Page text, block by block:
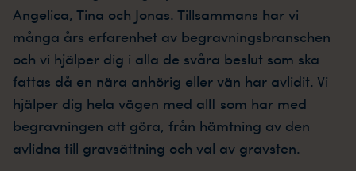
Angelica, Tina och Jonas. Tillsammans har vi
många års erfarenhet av begravningsbranschen
och vi hjälper dig i alla de svåra beslut som ska
fattas då en nära anhörig eller vän har avlidit. Vi
hjälper dig hela vägen med allt som har med
begravningen att göra, från hämtning av den
avlidna till gravsättning och val av gravsten.